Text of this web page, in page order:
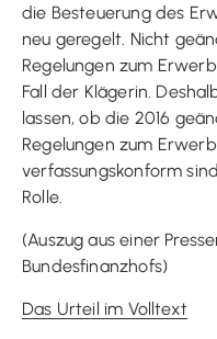
die Besteuerung des
neu geregelt. Nicht
Regelungen zum
Fall der Klägerin.
lassen, ob die 2016
Regelungen zum
verfassungskonform
Rolle.
(Auszug aus einer
Bundesfinanzhofs)
Das Urteil im Volltext